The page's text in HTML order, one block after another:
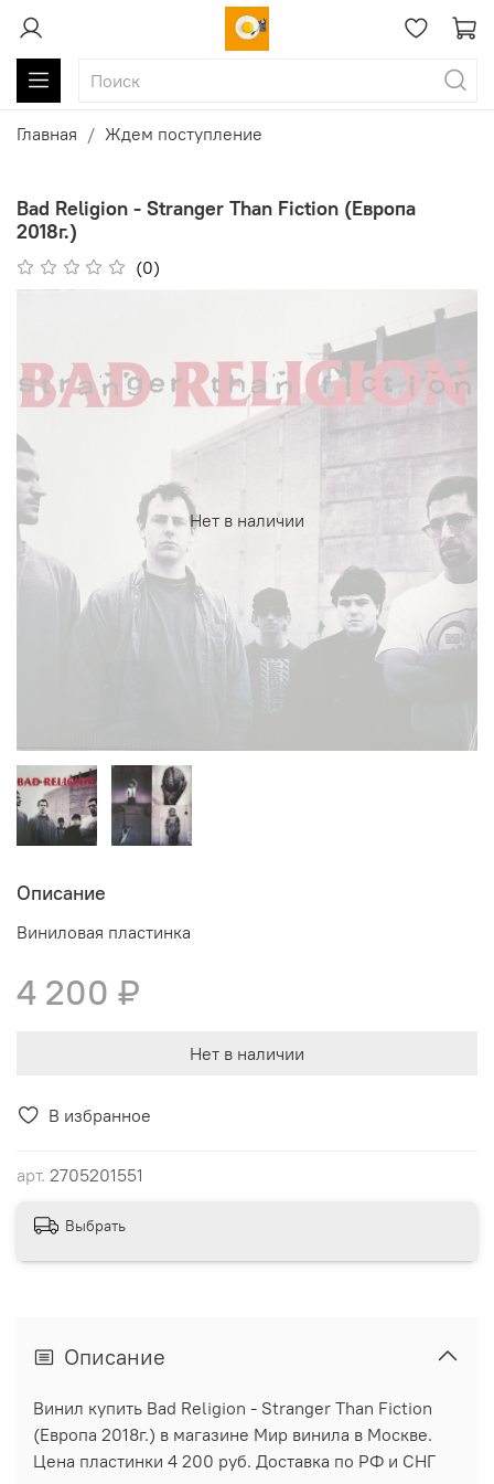
Главная Ждем поступление
Bad Religion - Stranger Than Fiction (Европа
2018г.)
(0)
В избранное
арт. 2705201551
Нет в наличии
Описание
Виниловая пластинка
4 200 ₽
Нет в наличии
Выбрать
Описание
Винил купить Bad Religion - Stranger Than Fiction
(Европа 2018г.) в магазине Мир винила в Москве.
Цена пластинки 4 200 руб. Доставка по РФ и СНГ